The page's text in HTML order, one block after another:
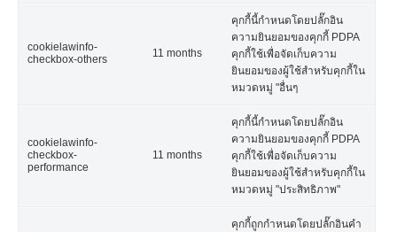
cookielawinfo-
checkbox-others
11 months
คุกกี้นี้กำหนดโดยปลั๊กอิน
ความยินยอมของคุกกี้ PDPA
คุกกี้ใช้เพื่อจัดเก็บความ
ยินยอมของผู้ใช้สำหรับคุกกี้ใน
หมวดหมู่ "อื่นๆ
cookielawinfo-
checkbox-
performance
11 months
คุกกี้นี้กำหนดโดยปลั๊กอิน
ความยินยอมของคุกกี้ PDPA
คุกกี้ใช้เพื่อจัดเก็บความ
ยินยอมของผู้ใช้สำหรับคุกกี้ใน
หมวดหมู่ "ประสิทธิภาพ"
คุกกี้ถูกกำหนดโดยปลั๊กอินคำ